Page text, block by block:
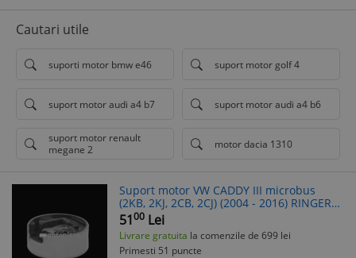
Cautari utile
suporti motor bmw e46 suport motor golf 4
suport motor audi a4 b7 suport motor audi a4 b6
suport motor renault
megane 2
motor dacia 1310
Suport motor VW CADDY III microbus
(2KB, 2KJ, 2CB, 2CJ) (2004 - 2016) RINGER
1120015020
5100 Lei
Livrare gratuita la comenzile de 699 lei
Primesti 51 puncte